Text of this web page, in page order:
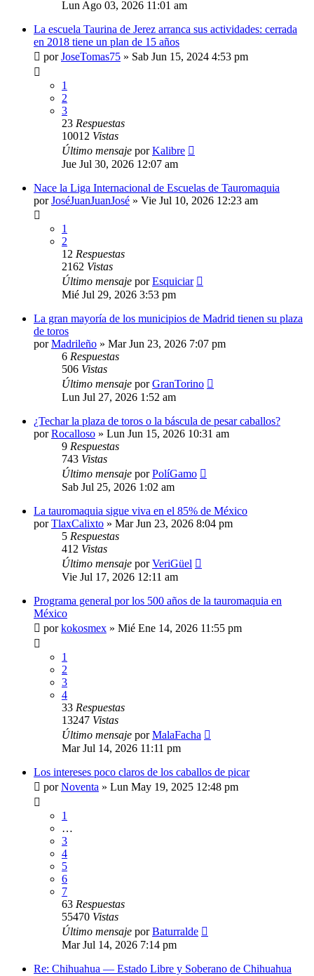
Lun Ago 03, 2026 11:01 am
La escuela Taurina de Jerez arranca sus actividades: cerrada
en 2018 tiene un plan de 15 años
porJoseTomas75 » Sab Jun 15, 2024 4:53 pm
1
2
3
23 Respuestas
10012 Vistas
Último mensaje porKalibre
Jue Jul 30, 2026 12:07 am
Nace la Liga Internacional de Escuelas de Tauromaquia
porJoséJuanJuanJosé » Vie Jul 10, 2026 12:23 am
1
2
12 Respuestas
2162 Vistas
Último mensaje porEsquiciar
Mié Jul 29, 2026 3:53 pm
La gran mayoría de los municipios de Madrid tienen su plaza
de toros
porMadrileño » Mar Jun 23, 2026 7:07 pm
6 Respuestas
506 Vistas
Último mensaje porGranTorino
Lun Jul 27, 2026 1:52 am
¿Techar la plaza de toros o la báscula de pesar caballos?
porRocalloso » Lun Jun 15, 2026 10:31 am
9 Respuestas
743 Vistas
Último mensaje porPolíGamo
Sab Jul 25, 2026 1:02 am
La tauromaquia sigue viva en el 85% de México
porTlaxCalixto » Mar Jun 23, 2026 8:04 pm
5 Respuestas
412 Vistas
Último mensaje porVeriGüel
Vie Jul 17, 2026 12:11 am
Programa general por los 500 años de la tauromaquia en
México
porkokosmex » Mié Ene 14, 2026 11:55 pm
1
2
3
4
33 Respuestas
13247 Vistas
Último mensaje porMalaFacha
Mar Jul 14, 2026 11:11 pm
Los intereses poco claros de los caballos de picar
porNoventa » Lun May 19, 2025 12:48 pm
1
…
3
4
5
6
7
63 Respuestas
55470 Vistas
Último mensaje porBaturralde
Mar Jul 14, 2026 7:14 pm
Re: Chihuahua — Estado Libre y Soberano de Chihuahua